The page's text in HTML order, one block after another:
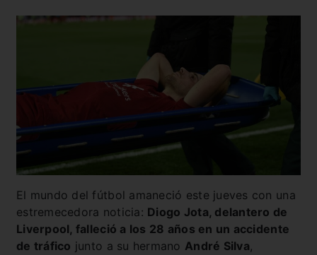
El mundo del fútbol amaneció este jueves con una
estremecedora noticia: Diogo Jota, delantero de
Liverpool, falleció a los 28 años en un accidente
de tráfico junto a su hermano André Silva,